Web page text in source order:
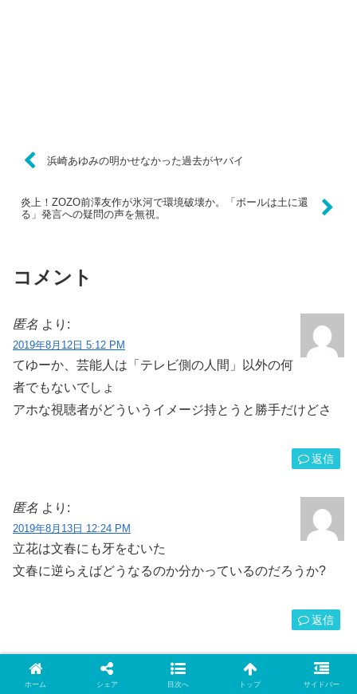
浜崎あゆみの明かせなかった過去がヤバイ
炎上！ZOZO前澤友作が氷河で環境破壊か。「ボールは土に還
る」発言への疑問の声を無視。
コメント
匿名 より:
2019年8月12日 5:12 PM
てゆーか、芸能人は「テレビ側の人間」以外の何
者でもないでしょ
アホな視聴者がどういうイメージ持とうと勝手だけどさ
返信
匿名 より:
2019年8月13日 12:24 PM
立花は文春にも牙をむいた
文春に逆らえばどうなるのか分かっているのだろうか?
返信
コメントを書き込む
ホーム シェア 目次へ トップ サイドバー